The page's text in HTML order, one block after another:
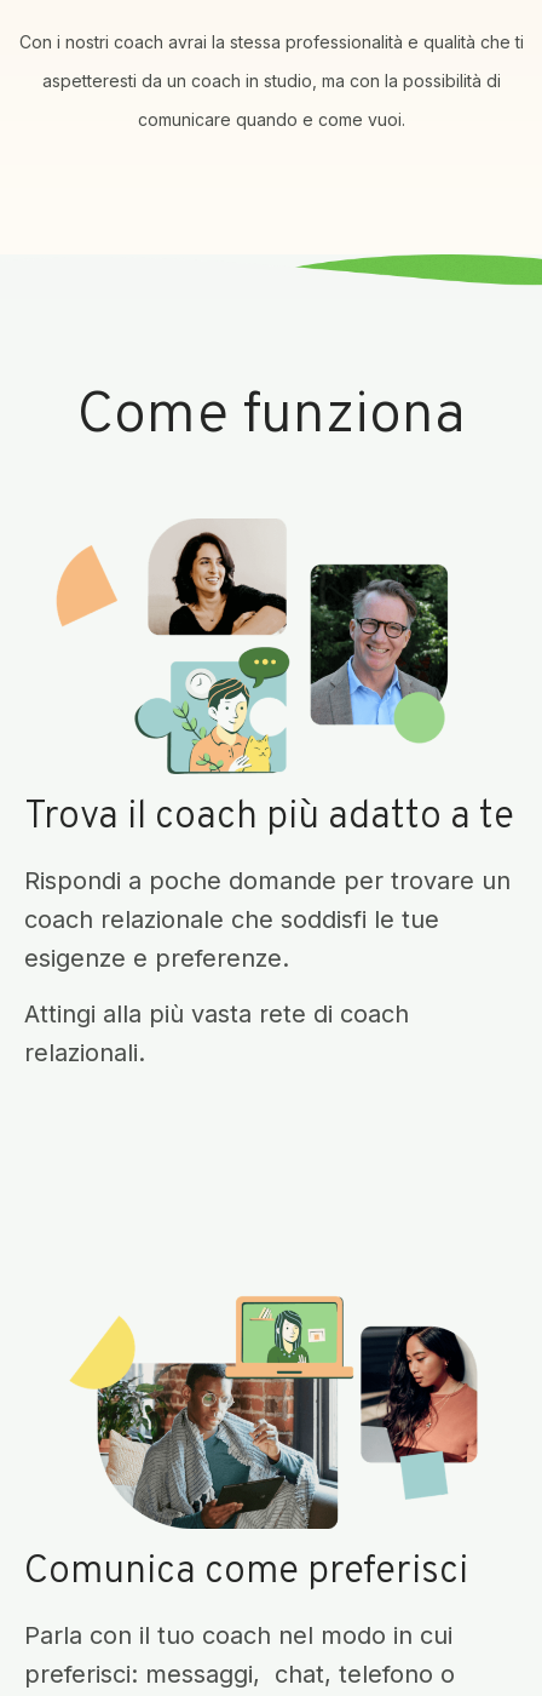
Con i nostri coach avrai la stessa professionalità e qualità che ti
aspetteresti da un coach in studio, ma con la possibilità di
comunicare quando e come vuoi.
Come funziona
Trova il coach più adatto a te
Rispondi a poche domande per trovare un
coach relazionale che soddisfi le tue
esigenze e preferenze.
Attingi alla più vasta rete di coach
relazionali.
Comunica come preferisci
Parla con il tuo coach nel modo in cui
preferisci: messaggi, chat, telefono o